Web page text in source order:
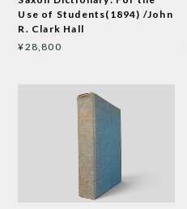
Use of Students(1894) /John
R. Clark Hall
¥28,800